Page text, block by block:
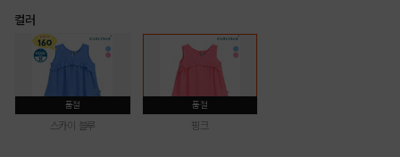
컬러
품절
스카이 블루
품절
핑크